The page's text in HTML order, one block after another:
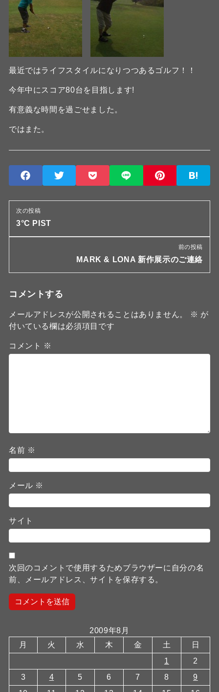
最近ではライフスタイルになりつつあるゴルフ！！
今年中にスコア80台を目指します!
有意義な時間を過ごせました。
ではまた。
次の投稿
3°C PIST
前の投稿
MARK & LONA 新作展示のご連絡
コメントする
メールアドレスが公開されることはありません。 ※ が
付いている欄は必須項目です
コメント ※
名前 ※
メール ※
サイト
次回のコメントで使用するためブラウザーに自分の名
前、メールアドレス、サイトを保存する。
2009年8月
月
火 水 木 金 土
日
1
2
3
4 5 6 7 8
9